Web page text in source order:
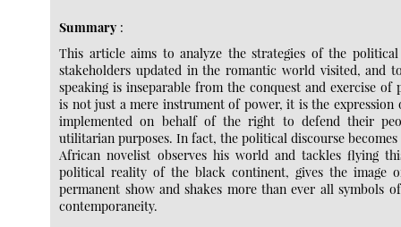
Summary :
This article aims to analyze the strategies of the
stakeholders updated in the romantic world visited, and
speaking is inseparable from the conquest and exercise of
is not just a mere instrument of power, it is the expression
implemented on behalf of the right to defend their
utilitarian purposes. In fact, the political discourse becomes
African novelist observes his world and tackles flying
political reality of the black continent, gives the image
permanent show and shakes more than ever all symbols
contemporaneity.